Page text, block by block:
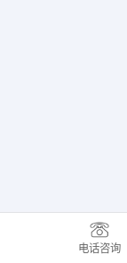
电话咨询